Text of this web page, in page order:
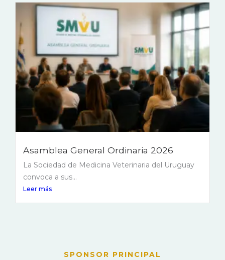
Asamblea General Ordinaria 2026
La Sociedad de Medicina Veterinaria del Uruguay
convoca a sus...
Leer más
SPONSOR PRINCIPAL